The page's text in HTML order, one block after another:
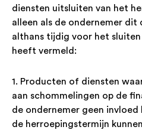
diensten uitsluiten van het
alleen als de ondernemer
althans tijdig voor het
heeft vermeld:
1. Producten of diensten
aan schommelingen op de
de ondernemer geen
de herroepingstermijn